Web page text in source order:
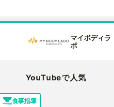
マイボディラ
ボ
YouTubeで人気
食事指導